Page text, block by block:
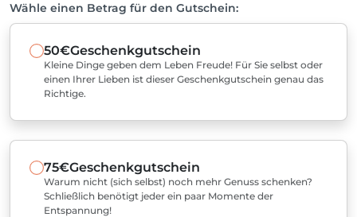
Wähle einen Betrag für den Gutschein:
50€Geschenkgutschein
Kleine Dinge geben dem Leben Freude! Für Sie selbst oder
einen Ihrer Lieben ist dieser Geschenkgutschein genau das
Richtige.
75€Geschenkgutschein
Warum nicht (sich selbst) noch mehr Genuss schenken?
Schließlich benötigt jeder ein paar Momente der
Entspannung!